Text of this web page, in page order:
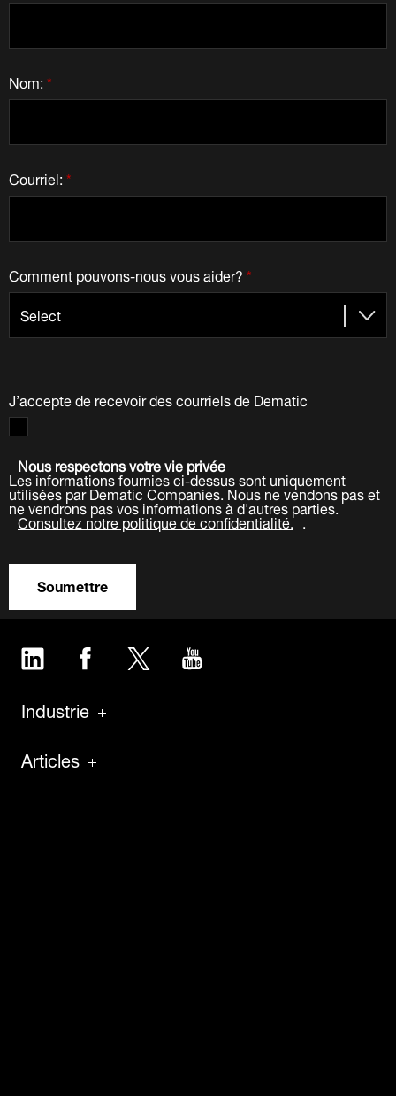
*
Nom:
*
Courriel:
*
Comment pouvons-nous vous aider?
J’accepte de recevoir des courriels de Dematic
Nous respectons votre vie privée
Les informations fournies ci-dessus sont uniquement
utilisées par Dematic Companies. Nous ne vendons pas et
ne vendrons pas vos informations à d'autres parties.
Consultez notre politique de confidentialité. .
Soumettre
LinkedIn Facebook Twitter
Industrie
Articles